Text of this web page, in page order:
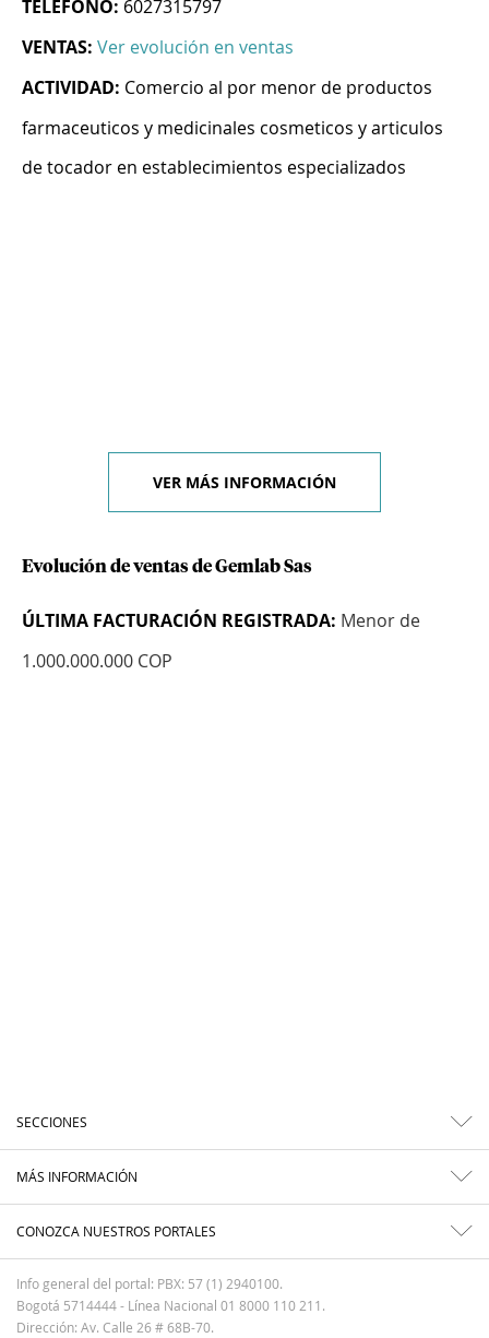
TELÉFONO: 6027315797
VENTAS: Ver evolución en ventas
ACTIVIDAD: Comercio al por menor de productos
farmaceuticos y medicinales cosmeticos y articulos
de tocador en establecimientos especializados
VER MÁS INFORMACIÓN
Evolución de ventas de Gemlab Sas
ÚLTIMA FACTURACIÓN REGISTRADA: Menor de
1.000.000.000 COP
SECCIONES
MÁS INFORMACIÓN
CONOZCA NUESTROS PORTALES
Info general del portal: PBX: 57 (1) 2940100.
Bogotá 5714444 - Línea Nacional 01 8000 110 211.
Dirección: Av. Calle 26 # 68B-70.